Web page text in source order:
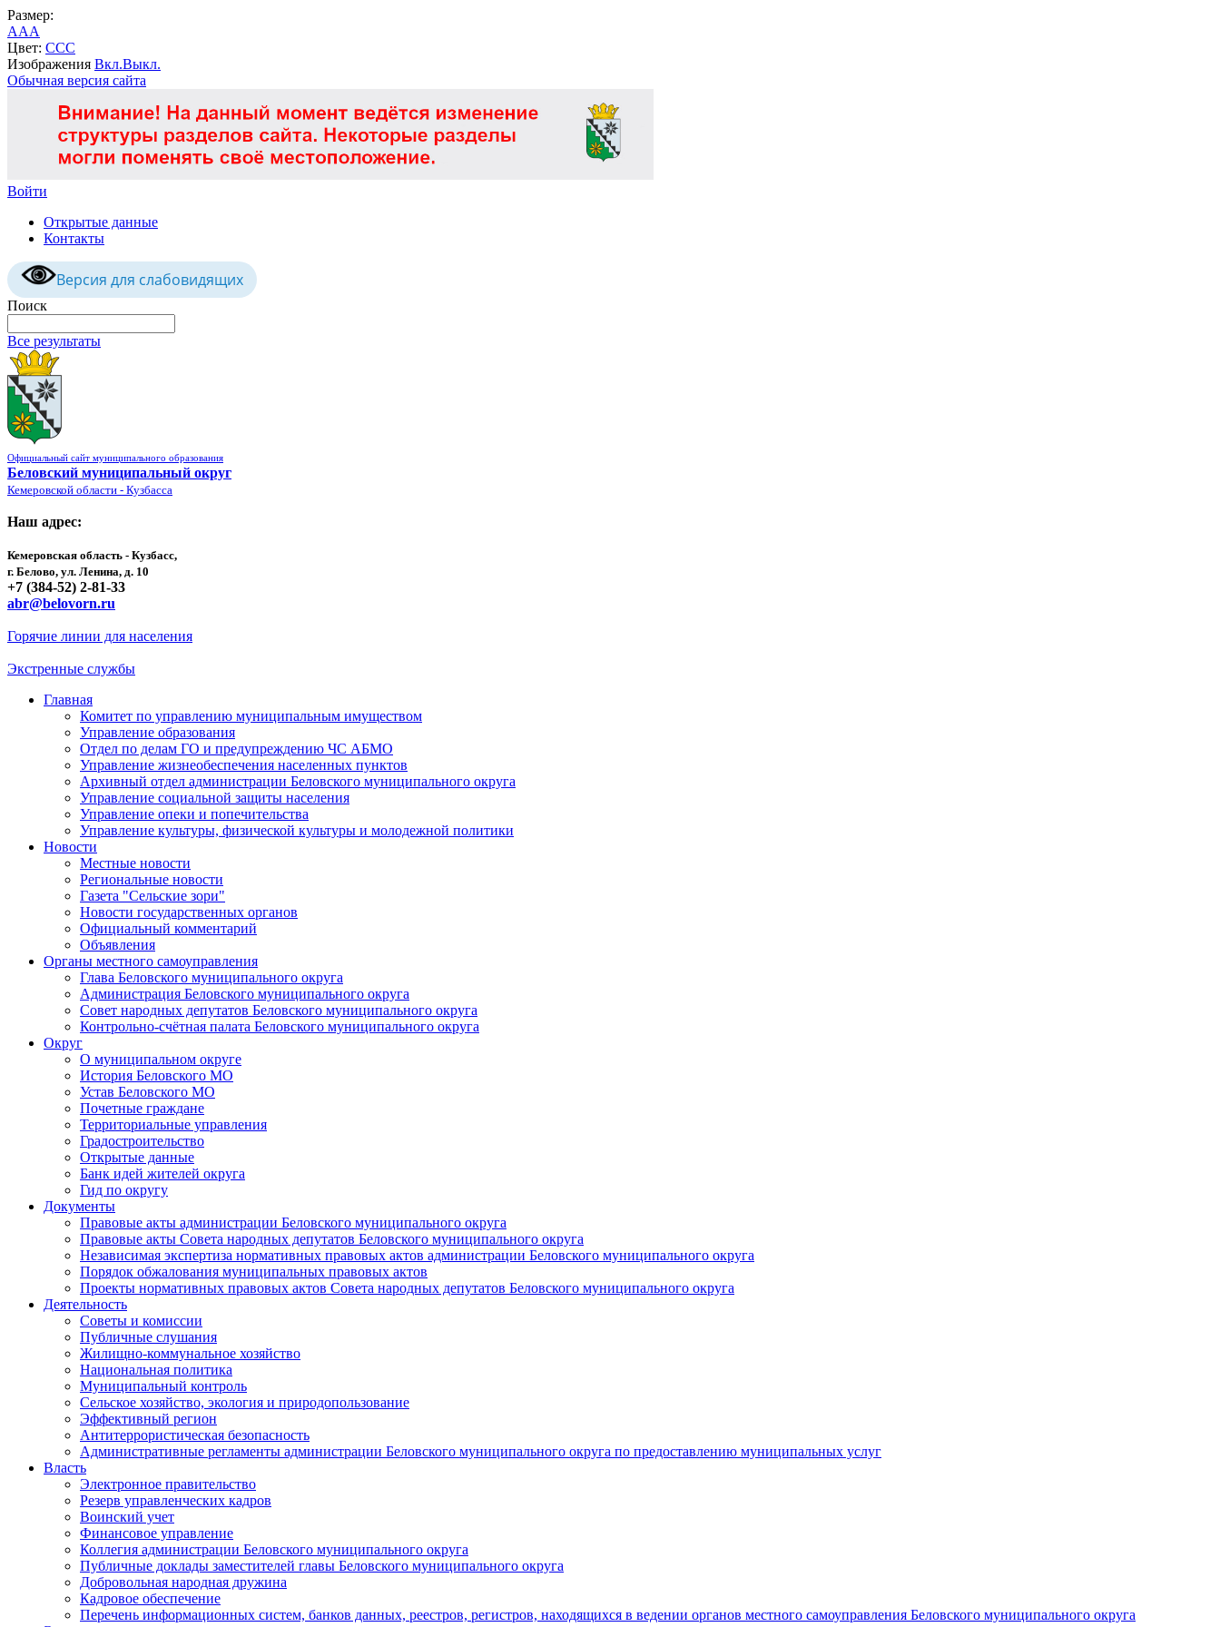
Размер:
AAA
Цвет: CCC
Изображения Вкл.Выкл.
Обычная версия сайта
Войти
Открытые данные
Контакты
Версия для слабовидящих
Поиск
Все результаты
Официальный сайт муниципального образования
Беловский муниципальный округ
Кемеровской области - Кузбасса
Наш адрес:
Кемеровская область - Кузбасс,
г. Белово, ул. Ленина, д. 10
+7 (384-52) 2-81-33
abr@belovorn.ru
Горячие линии для населения
Экстренные службы
Главная
Комитет по управлению муниципальным имуществом
Управление образования
Отдел по делам ГО и предупреждению ЧС АБМО
Управление жизнеобеспечения населенных пунктов
Архивный отдел администрации Беловского муниципального округа
Управление социальной защиты населения
Управление опеки и попечительства
Управление культуры, физической культуры и молодежной политики
Новости
Местные новости
Региональные новости
Газета "Сельские зори"
Новости государственных органов
Официальный комментарий
Объявления
Органы местного самоуправления
Глава Беловского муниципального округа
Администрация Беловского муниципального округа
Совет народных депутатов Беловского муниципального округа
Контрольно-счётная палата Беловского муниципального округа
Округ
О муниципальном округе
История Беловского МО
Устав Беловского МО
Почетные граждане
Территориальные управления
Градостроительство
Открытые данные
Банк идей жителей округа
Гид по округу
Документы
Правовые акты администрации Беловского муниципального округа
Правовые акты Совета народных депутатов Беловского муниципального округа
Независимая экспертиза нормативных правовых актов администрации Беловского муниципального округа
Порядок обжалования муниципальных правовых актов
Проекты нормативных правовых актов Совета народных депутатов Беловского муниципального округа
Деятельность
Советы и комиссии
Публичные слушания
Жилищно-коммунальное хозяйство
Национальная политика
Муниципальный контроль
Сельское хозяйство, экология и природопользование
Эффективный регион
Антитеррористическая безопасность
Административные регламенты администрации Беловского муниципального округа по предоставлению муниципальных услуг
Власть
Электронное правительство
Резерв управленческих кадров
Воинский учет
Финансовое управление
Коллегия администрации Беловского муниципального округа
Публичные доклады заместителей главы Беловского муниципального округа
Добровольная народная дружина
Кадровое обеспечение
Перечень информационных систем, банков данных, реестров, регистров, находящихся в ведении органов местного самоуправления Беловского муниципального округа